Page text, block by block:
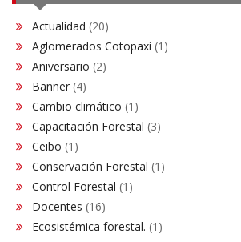
Actualidad (20)
Aglomerados Cotopaxi (1)
Aniversario (2)
Banner (4)
Cambio climático (1)
Capacitación Forestal (3)
Ceibo (1)
Conservación Forestal (1)
Control Forestal (1)
Docentes (16)
Ecosistémica forestal. (1)